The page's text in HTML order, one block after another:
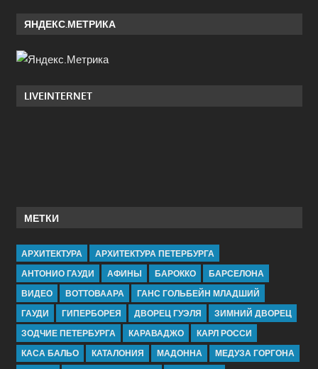
ЯНДЕКС.МЕТРИКА
LIVEINTERNET
МЕТКИ
АРХИТЕКТУРА
АРХИТЕКТУРА ПЕТЕРБУРГА
АНТОНИО ГАУДИ
АФИНЫ БАРОККО
БАРСЕЛОНА
ВИДЕО
ВОТТОВААРА
ГАНС ГОЛЬБЕЙН МЛАДШИЙ
ГАУДИ
ГИПЕРБОРЕЯ ДВОРЕЦ ГУЭЛЯ
ЗИМНИЙ ДВОРЕЦ
ЗОДЧИЕ ПЕТЕРБУРГА
КАРАВАДЖО
КАРЛ РОССИ
КАСА БАЛЬО
КАТАЛОНИЯ МАДОННА
МЕДУЗА ГОРГОНА